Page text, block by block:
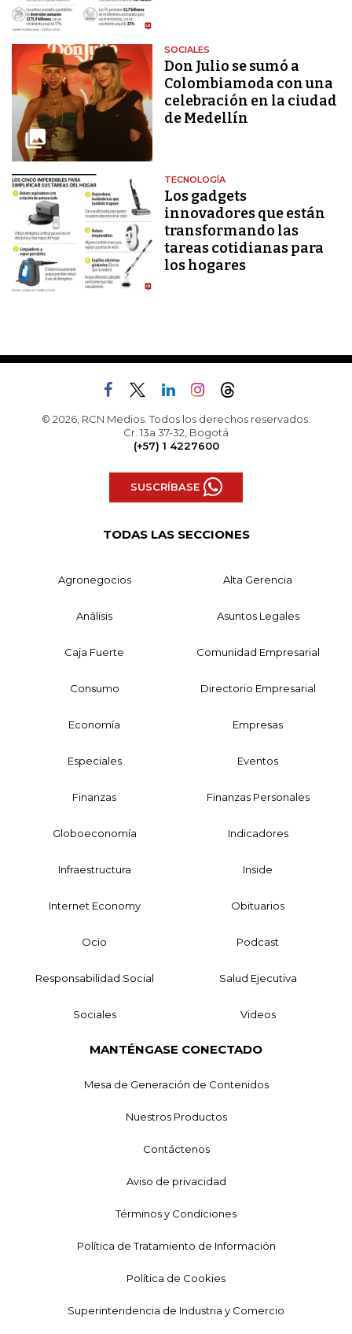
SOCIALES
Don Julio se sumó a
Colombiamoda con una
celebración en la ciudad
de Medellín
TECNOLOGÍA
Los gadgets
innovadores que están
transformando las
tareas cotidianas para
los hogares
© 2026, RCN Medios. Todos los derechos reservados.
Cr. 13a 37-32, Bogotá
(+57) 1 4227600
SUSCRÍBASE
TODAS LAS SECCIONES
Agronegocios Alta Gerencia
Análisis Asuntos Legales
Caja Fuerte Comunidad Empresarial
Consumo Directorio Empresarial
Economía Empresas
Especiales Eventos
Finanzas Finanzas Personales
Globoeconomía Indicadores
Infraestructura Inside
Internet Economy Obituarios
Ocio Podcast
Responsabilidad Social Salud Ejecutiva
Sociales Videos
MANTÉNGASE CONECTADO
Mesa de Generación de Contenidos
Nuestros Productos
Contáctenos
Aviso de privacidad
Términos y Condiciones
Política de Tratamiento de Información
Política de Cookies
Superintendencia de Industria y Comercio